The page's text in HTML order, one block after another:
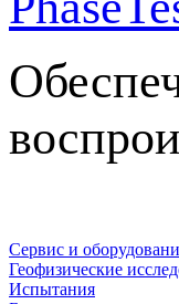
Сервис и
Геофизические
Испытания